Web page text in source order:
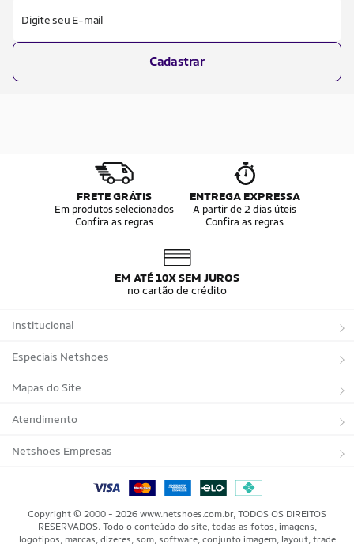
Digite seu E-mail
Cadastrar
FRETE GRÁTIS
Em produtos selecionados
Confira as regras
ENTREGA EXPRESSA
A partir de 2 dias úteis
Confira as regras
EM ATÉ 10X SEM JUROS
no cartão de crédito
Institucional
Sobre a Netshoes
Política de Privacidade
Programa de Afiliados
Regulamentos
Blog
Especiais Netshoes
Suplementos
Corrida
Bicicletas
Basquete
Mapas do Site
Marcas
Tipos de Produtos
Atendimento
Trocas e devoluções
Minha Conta
Meus Pedidos
Netshoes Empresas
Marketplace Netshoes
Copyright © 2000 - 2026 www.netshoes.com.br, TODOS OS DIREITOS
RESERVADOS. Todo o conteúdo do site, todas as fotos, imagens,
logotipos, marcas, dizeres, som, software, conjunto imagem, layout, trade